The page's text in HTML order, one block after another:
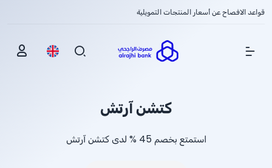
قواعد الافصاح عن أسعار المنتجات التمويلية
Show Menu
كتشن آرتش
استمتع بخصم % 45 لدى كتشن آرتش